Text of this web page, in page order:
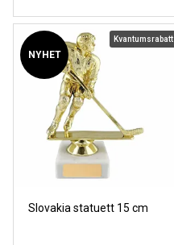
NYHET
Kvantumsrabatt
Slovakia statuett 15 cm